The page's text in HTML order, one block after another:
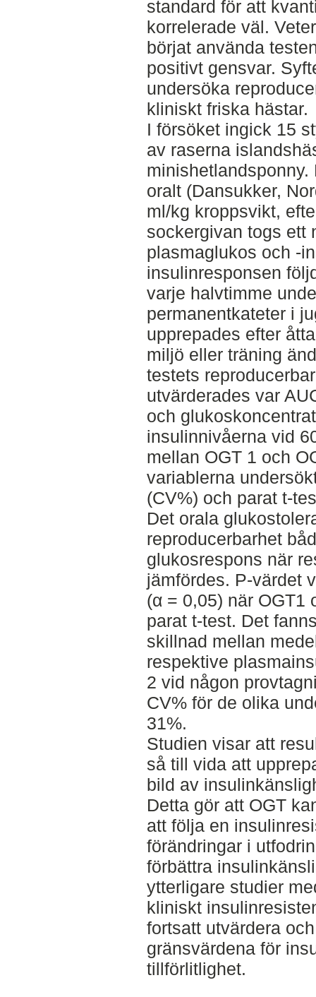
standard för att
korrelerade väl.
börjat använda
positivt gensvar.
undersöka
kliniskt friska hästar.
I försöket ingick 15
av raserna
oralt (Dansukker,
ml/kg kroppsvikt,
sockergivan togs ett
plasmaglukos och -
insulinresponsen
varje halvtimme
permanentkateter i
upprepades efter
miljö eller träning
testets
utvärderades var
och
insulinnivåerna vid
mellan OGT 1 och
variablerna
(CV%) och parat t-
Det orala
reproducerbarhet
glukosrespons när
jämfördes. P-värdet
(α = 0,05) när OGT1
parat t-test. Det
skillnad mellan
respektive
2 vid någon
CV% för de olika
31%.
Studien visar att
så till vida att
bild av
Detta gör att OGT
att följa en
förändringar i
förbättra
ytterligare studier
kliniskt
fortsatt utvärdera
gränsvärdena för
tillförlitlighet.